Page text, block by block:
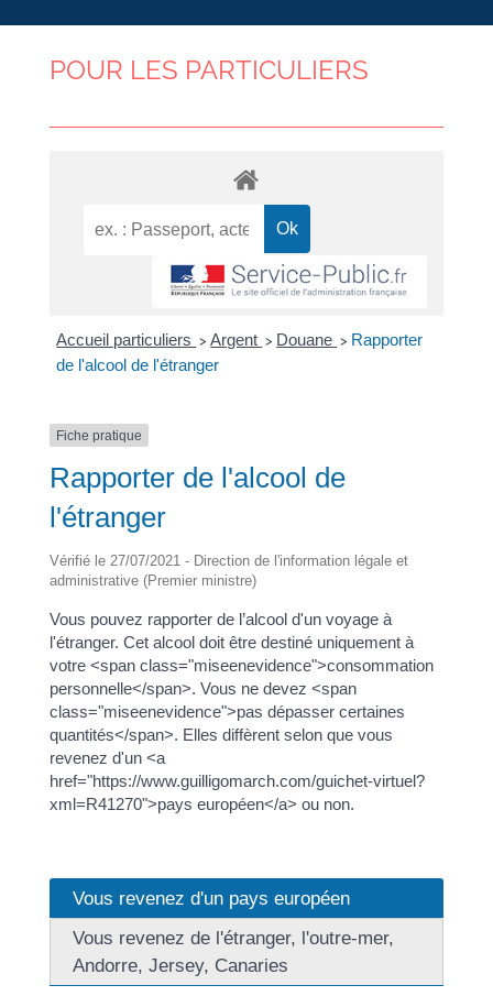
POUR LES PARTICULIERS
Accueil particuliers > Argent > Douane > Rapporter
de l'alcool de l'étranger
Fiche pratique
Rapporter de l'alcool de
l'étranger
Vérifié le 27/07/2021 - Direction de l'information légale et
administrative (Premier ministre)
Vous pouvez rapporter de l’alcool d'un voyage à
l'étranger. Cet alcool doit être destiné uniquement à
votre <span class="miseenevidence">consommation
personnelle</span>. Vous ne devez <span
class="miseenevidence">pas dépasser certaines
quantités</span>. Elles diffèrent selon que vous
revenez d'un <a
href="https://www.guilligomarch.com/guichet-virtuel?
xml=R41270">pays européen</a> ou non.
Vous revenez d'un pays européen
Vous revenez de l'étranger, l'outre-mer,
Andorre, Jersey, Canaries